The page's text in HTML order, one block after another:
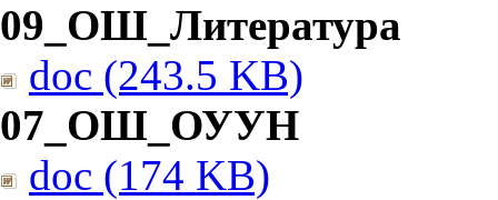
09_ОШ_Литература
doc (243.5 KB)
07_ОШ_ОУУН
doc (174 KB)